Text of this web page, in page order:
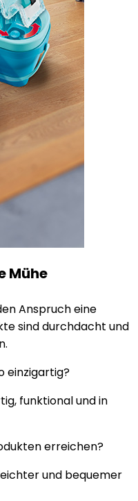
Mühe
Anspruch eine
sind durchdacht und
einzigartig?
funktional und in
erreichen?
und bequemer